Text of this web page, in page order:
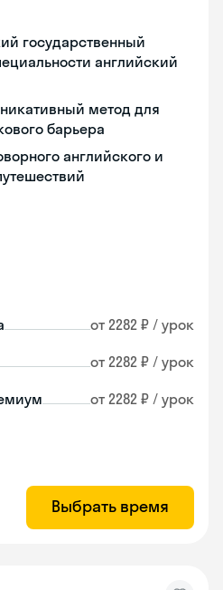
государственный
английский
метод для
барьера
английского и
от 2282 ₽ / урок
от 2282 ₽ / урок
от 2282 ₽ / урок
Выбрать время